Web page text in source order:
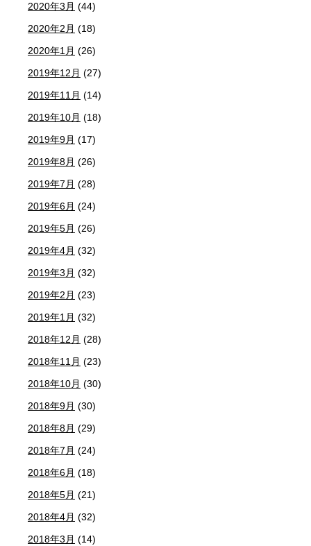
2020年3月 (44)
2020年2月 (18)
2020年1月 (26)
2019年12月 (27)
2019年11月 (14)
2019年10月 (18)
2019年9月 (17)
2019年8月 (26)
2019年7月 (28)
2019年6月 (24)
2019年5月 (26)
2019年4月 (32)
2019年3月 (32)
2019年2月 (23)
2019年1月 (32)
2018年12月 (28)
2018年11月 (23)
2018年10月 (30)
2018年9月 (30)
2018年8月 (29)
2018年7月 (24)
2018年6月 (18)
2018年5月 (21)
2018年4月 (32)
2018年3月 (14)